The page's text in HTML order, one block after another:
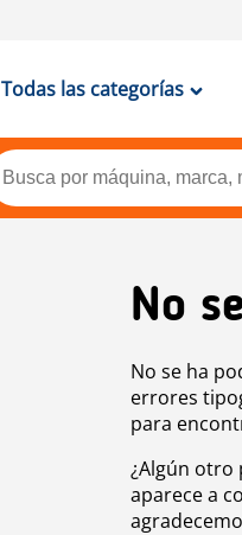
Todas las categorías
No
No se ha
errores
para
¿Algún otro
aparece a